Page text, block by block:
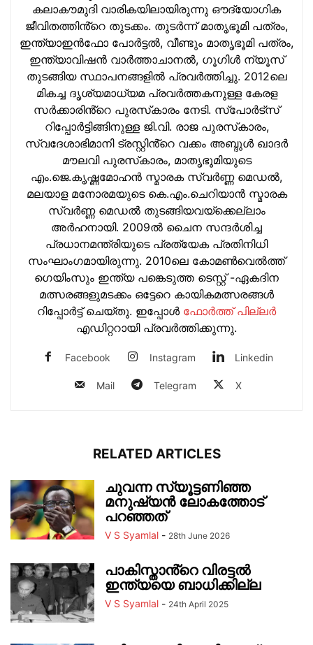
കലാകൗമുദി വാരികയിലായിരുന്നു ഔദ്യോഗിക
ജീവിതത്തിൻ്റെ തുടക്കം. തുടര്‍ന്ന് മാതൃഭൂമി പത്രം,
ഇന്ത്യാഇന്‍ഫോ പോർട്ടൽ, വീണ്ടും മാതൃഭൂമി പത്രം,
ഇന്ത്യാവിഷന്‍ വാർത്താചാനൽ, ഗൂഗിൾ ന്യൂസ്
തുടങ്ങിയ സ്ഥാപനങ്ങളില്‍ പ്രവര്‍ത്തിച്ചു. 2012ലെ
മികച്ച ദൃശ്യമാധ്യമ പ്രവര്‍ത്തകനുള്ള കേരള
സർക്കാരിൻ്റെ പുരസ്‌കാരം നേടി. സ്പോർട്സ്
റിപ്പോർട്ടിങ്ങിനുള്ള ജി.വി. രാജ പുരസ്‌കാരം,
സ്വദേശാഭിമാനി ട്രസ്റ്റിൻ്റെ വക്കം അബ്ദുള്‍ ഖാദര്‍
മൗലവി പുരസ്‌കാരം, മാതൃഭൂമിയുടെ
എം.ജെ.കൃഷ്ണമോഹന്‍ സ്മാരക സ്വര്‍ണ്ണ മെഡല്‍,
മലയാള മനോരമയുടെ കെ.എം.ചെറിയാന്‍ സ്മാരക
സ്വര്‍ണ്ണ മെഡല്‍ തുടങ്ങിയവയ്‌ക്കെല്ലാം
അര്‍ഹനായി. 2009ല്‍ ചൈന സന്ദര്‍ശിച്ച
പ്രധാനമന്ത്രിയുടെ പ്രത്യേക പ്രതിനിധി
സംഘാംഗമായിരുന്നു. 2010ലെ കോമണ്‍വെല്‍ത്ത്
ഗെയിംസും ഇന്ത്യ പങ്കെടുത്ത ടെസ്റ്റ് -ഏകദിന
മത്സരങ്ങളുമടക്കം ഒട്ടേറെ കായികമത്സരങ്ങള്‍
റിപ്പോര്‍ട്ട് ചെയ്തു. ഇപ്പോള്‍ ഫോ‍ർത്ത് പില്ല‍ർ
എഡിറ്ററായി പ്രവ‍ർത്തിക്കുന്നു.
Facebook Instagram Linkedin
Mail Telegram X
RELATED ARTICLES
ചുവന്ന സ്യൂട്ടണിഞ്ഞ
മനുഷ്യൻ ലോകത്തോട്
പറഞ്ഞത്
V S Syamlal - 28th June 2026
പാകിസ്താൻ്റെ വിരട്ടൽ
ഇന്ത്യയെ ബാധിക്കില്ല
V S Syamlal - 24th April 2025